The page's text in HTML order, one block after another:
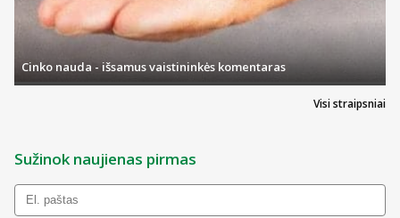
Visi straipsniai
Cinko nauda - išsamus vaistininkės komentaras
Sužinok naujienas pirmas